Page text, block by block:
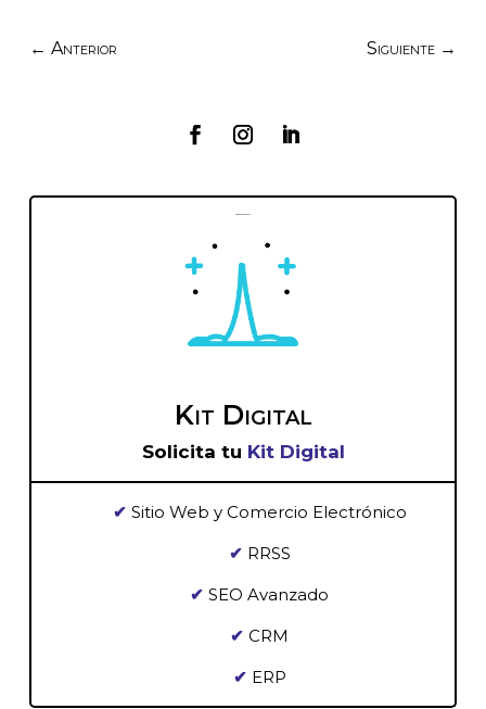
←Anterior Siguiente→
Kit Digital
Solicita tu Kit Digital
✔ Sitio Web y Comercio Electrónico
✔ RRSS
✔ SEO Avanzado
✔ CRM
✔ ERP